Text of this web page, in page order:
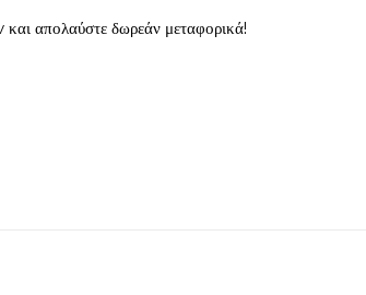
απολαύστε δωρεάν μεταφορικά!